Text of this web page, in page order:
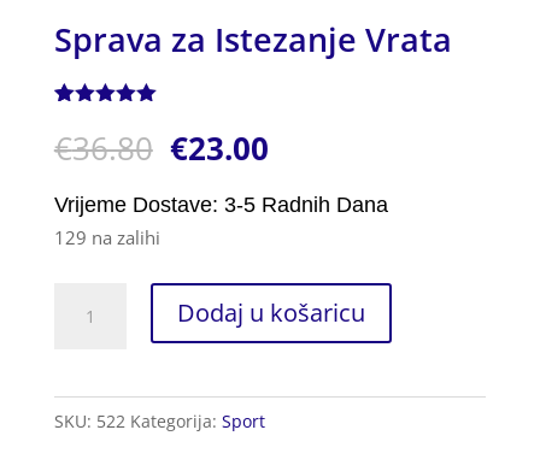
Sprava za Istezanje Vrata
ocjena: 5.00
od ukupno
korisnika)
€36.80 €23.00
Vrijeme Dostave: 3-5 Radnih Dana
129 na zalihi
Vrata
količina
Dodaj u košaricu
SKU: 522 Kategorija: Sport